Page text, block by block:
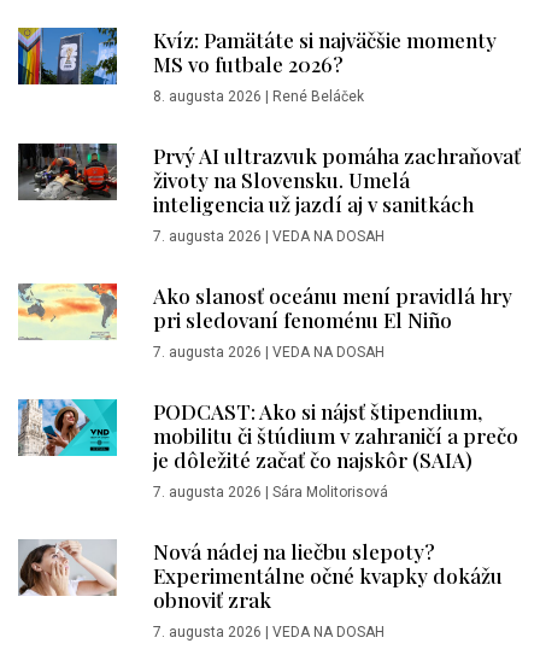
Kvíz: Pamätáte si najväčšie momenty
MS vo futbale 2026?
8. augusta 2026 René Beláček
Prvý AI ultrazvuk pomáha zachraňovať
životy na Slovensku. Umelá
inteligencia už jazdí aj v sanitkách
7. augusta 2026 VEDA NA DOSAH
Ako slanosť oceánu mení pravidlá hry
pri sledovaní fenoménu El Niño
7. augusta 2026 VEDA NA DOSAH
PODCAST: Ako si nájsť štipendium,
mobilitu či štúdium v zahraničí a prečo
je dôležité začať čo najskôr (SAIA)
7. augusta 2026 Sára Molitorisová
Nová nádej na liečbu slepoty?
Experimentálne očné kvapky dokážu
obnoviť zrak
7. augusta 2026 VEDA NA DOSAH